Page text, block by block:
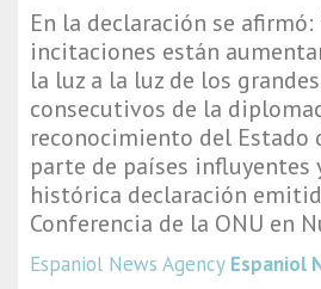
En la declaración se afirmó:
incitaciones están
la luz a la luz de los
consecutivos de la
reconocimiento del Estado
parte de países influyentes
histórica declaración
Conferencia de la ONU en
Espaniol News Agency Espaniol